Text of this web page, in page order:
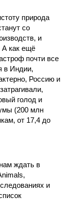
природа
со
и
А как ещё
почти все
в Индии,
Россию и
голод и
(200 млн
от 17,4 до
ждать в
и